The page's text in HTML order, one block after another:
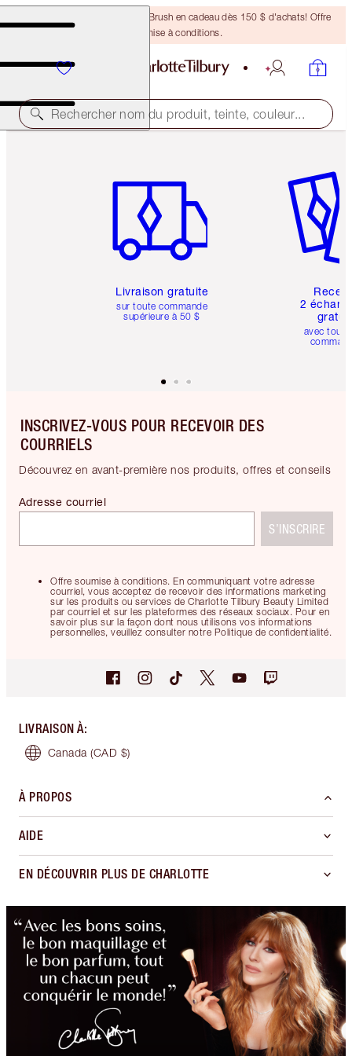
Recevez un pinceau Bronzing Brush en cadeau dès 150 $ d'achats! Offre
soumise à conditions.
Rechercher nom du produit, teinte, couleur...
Livraison gratuite
sur toute commande
supérieure à 50 $
2
avec
INSCRIVEZ-VOUS POUR RECEVOIR DES
COURRIELS
Découvrez en avant-première nos produits, offres et conseils
Offre soumise à conditions. En communiquant votre adresse
courriel, vous acceptez de recevoir des informations marketing
sur les produits ou services de Charlotte Tilbury Beauty Limited
par courriel et sur les plateformes des réseaux sociaux. Pour en
savoir plus sur la façon dont nous utilisons vos informations
personnelles, veuillez consulter notre Politique de confidentialité.
Adresse courriel
S’INSCRIRE
LIVRAISON À:
Canada (CAD $)
À PROPOS
AIDE
EN DÉCOUVRIR PLUS DE CHARLOTTE